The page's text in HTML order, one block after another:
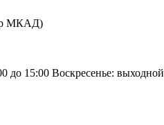
МКАД)
до 15:00 Воскресенье: выходной